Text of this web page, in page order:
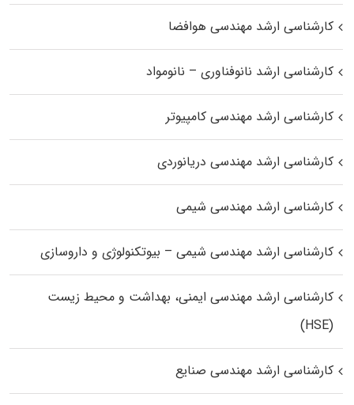
کارشناسی ارشد مهندسی هوافضا
کارشناسی ارشد نانوفناوری – نانومواد
کارشناسی ارشد مهندسی کامپیوتر
کارشناسی ارشد مهندسی دریانوردی
کارشناسی ارشد مهندسی شیمی
کارشناسی ارشد مهندسی شیمی – بیوتکنولوژی و داروسازی
کارشناسی ارشد مهندسی ایمنی، بهداشت و محیط زیست
(HSE)
کارشناسی ارشد مهندسی صنایع